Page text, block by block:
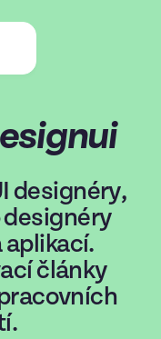
designéry,
designéry
aplikací.
články